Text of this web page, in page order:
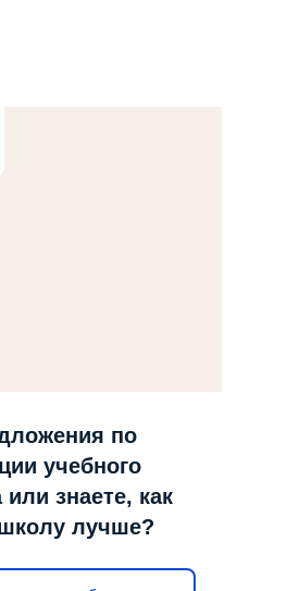
по
учебного
или знаете, как
лучше?